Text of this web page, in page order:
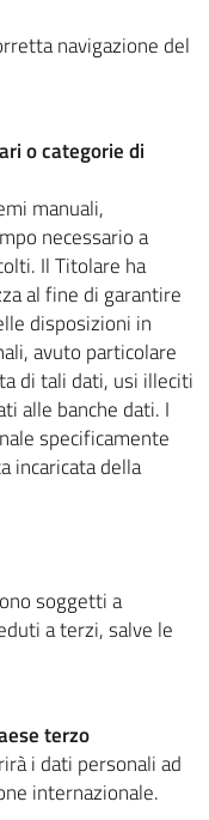
navigazione del
o categorie di
manuali,
necessario a
Il Titolare ha
al fine di garantire
disposizioni in
avuto particolare
di tali dati, usi illeciti
alle banche dati. I
specificamente
incaricata della
soggetti a
a terzi, salve le
terzo
i dati personali ad
internazionale.